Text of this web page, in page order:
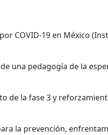
COVID-19 en México
una pedagogía de la
de la fase 3 y
la prevención,